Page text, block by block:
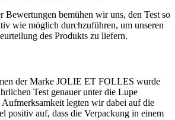
Bewertungen bemühen wir uns, den Test so
wie möglich durchzuführen, um unseren
des Produkts zu liefern.
der Marke JOLIE ET FOLLES wurde
Test genauer unter die Lupe
Aufmerksamkeit legten wir dabei auf die
positiv auf, dass die Verpackung in einem